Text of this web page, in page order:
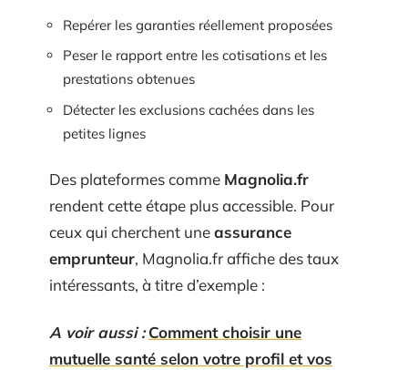
Repérer les garanties réellement proposées
Peser le rapport entre les cotisations et les
prestations obtenues
Détecter les exclusions cachées dans les
petites lignes
Des plateformes comme Magnolia.fr
rendent cette étape plus accessible. Pour
ceux qui cherchent uneassurance
emprunteur, Magnolia.fr affiche des taux
intéressants, à titre d’exemple :
A voir aussi : Comment choisir une
mutuelle santé selon votre profil et vos